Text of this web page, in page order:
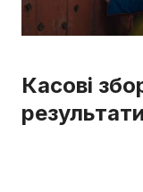
Касові